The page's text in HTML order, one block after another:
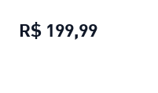
R$ 199,99